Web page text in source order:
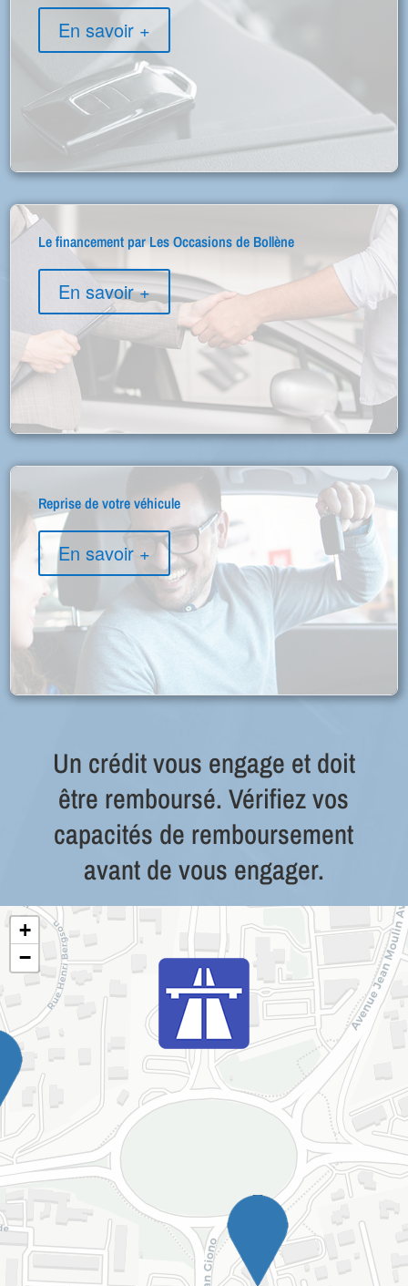
En savoir +
Le financement par Les Occasions de Bollène
En savoir +
Reprise de votre véhicule
En savoir +
Un crédit vous engage et doit
être remboursé. Vérifiez vos
capacités de remboursement
avant de vous engager.
+
−